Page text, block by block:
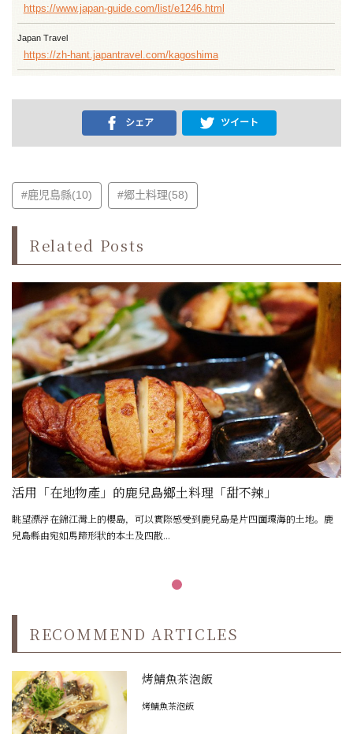
https://www.japan-guide.com/list/e1246.html
Japan Travel
https://zh-hant.japantravel.com/kagoshima
シェア ツイート
#鹿児島縣(10) #郷土料理(58)
Related Posts
活用「在地物產」的鹿兒島鄉土料理「甜不辣」
眺望漂浮在錦江灣上的櫻島，可以實際感受到鹿兒島是片四面環海的土地。鹿
兒島縣由宛如馬蹄形狀的本土及四散...
RECOMMEND ARTICLES
烤鯖魚茶泡飯
烤鯖魚茶泡飯